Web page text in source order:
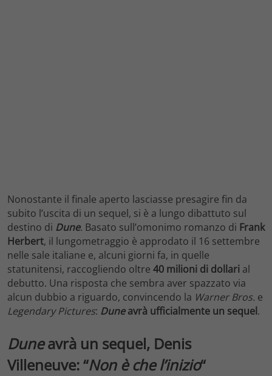
Nonostante il finale aperto lasciasse presagire fin da
subito l’uscita di un sequel, si è a lungo dibattuto sul
destino di Dune. Basato sull’omonimo romanzo di Frank
Herbert, il lungometraggio è approdato il 16 settembre
nelle sale italiane e, alcuni giorni fa, in quelle
statunitensi, raccogliendo oltre 40 milioni di dollari al
debutto. Una risposta che sembra aver spazzato via
alcun dubbio a riguardo, convincendo la Warner Bros. e
Legendary Pictures: Duneavrà ufficialmente un sequel.
Duneavrà un sequel, Denis
Villeneuve: “Non è che l’inizio“